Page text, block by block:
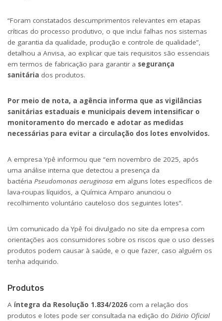
“Foram constatados descumprimentos relevantes em etapas
críticas do processo produtivo, o que inclui falhas nos sistemas
de garantia da qualidade, produção e controle de qualidade”,
detalhou a Anvisa, ao explicar que tais requisitos são essenciais
em termos de fabricação para garantir a segurança
sanitária dos produtos.
Por meio de nota, a agência informa que as vigilâncias
sanitárias estaduais e municipais devem intensificar o
monitoramento do mercado e adotar as medidas
necessárias para evitar a circulação dos lotes envolvidos.
A empresa Ypê informou que “em novembro de 2025, após
uma análise interna que detectou a presença da
bactéria Pseudomonas aeruginosa em alguns lotes específicos de
lava-roupas líquidos, a Química Amparo anunciou o
recolhimento voluntário cauteloso dos seguintes lotes”.
Um comunicado da Ypê foi divulgado no site da empresa com
orientações aos consumidores sobre os riscos que o uso desses
produtos podem causar à saúde, e o que fazer, caso alguém os
tenha adquirido.
Produtos
A íntegra da Resolução 1.834/2026 com a relação dos
produtos e lotes pode ser consultada na edição do Diário Oficial